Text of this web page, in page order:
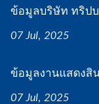
ข้อมูลบริษัท ทริป
07 Jul, 2025
ข้อมูลงานแสดงสิ
07 Jul, 2025